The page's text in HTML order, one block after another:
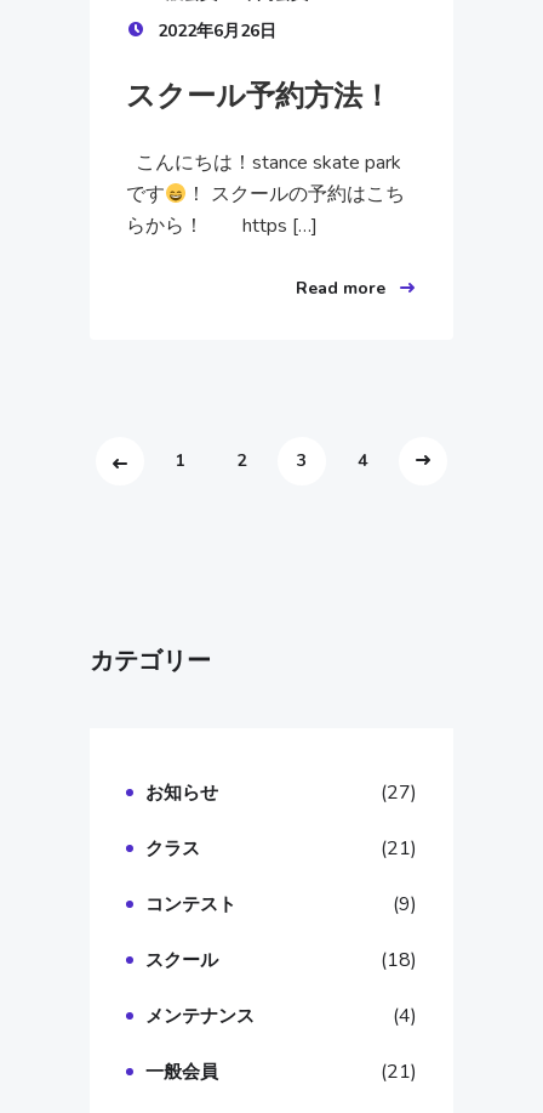
カテゴリー
お知らせ (27)
クラス (21)
コンテスト (9)
スクール (18)
メンテナンス (4)
一般会員 (21)
2022年6月26日
スクール予約方法！
こんにちは！stance skate park
です
！ スクールの予約はこち
らから！ https […]
Read more
1 2 3 4